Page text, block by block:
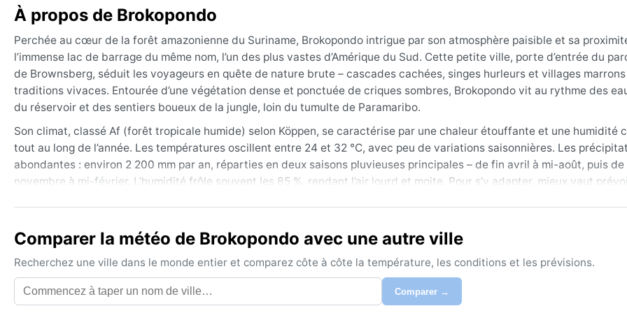
À propos de Brokopondo
Perchée au cœur de la forêt amazonienne du Suriname, Brokopondo intrigue par son atmosphère paisible et sa
l’immense lac de barrage du même nom, l’un des plus vastes d’Amérique du Sud. Cette petite ville, porte d’entrée du
de Brownsberg, séduit les voyageurs en quête de nature brute – cascades cachées, singes hurleurs et villages
traditions vivaces. Entourée d’une végétation dense et ponctuée de criques sombres, Brokopondo vit au rythme des
du réservoir et des sentiers boueux de la jungle, loin du tumulte de Paramaribo.
Son climat, classé Af (forêt tropicale humide) selon Köppen, se caractérise par une chaleur étouffante et une humidité
tout au long de l’année. Les températures oscillent entre 24 et 32 °C, avec peu de variations saisonnières. Les
abondantes : environ 2 200 mm par an, réparties en deux saisons pluvieuses principales – de fin avril à mi-août, puis de
novembre à mi-février. L’humidité frôle souvent les 85 %, rendant l’air lourd et moite. Pour s’y adapter, mieux vaut
Le meilleur moment pour découvrir Brokopondo sans essuyer des trombes d’eau reste les intersaisons plus clémentes :
mars et septembre-octobre, quand les averses sont moins fréquentes. Les orages y sont cependant fréquents et
notamment en mai-juin, déversant des pluies diluviennes qui transforment les chemins en bourbiers. Le phénomène le
marquant reste le brouillard matinal qui s’élève du lac, nappant la canopée d’une brume fantomatique. Les cyclones sont
inexistants, mais la région connaît occasionnellement des crues éclairs dans les criques. Un climat qui impose le respect
Comparer la météo de Brokopondo avec une autre ville
Recherchez une ville dans le monde entier et comparez côte à côte la température, les conditions et les prévisions.
Comparer →